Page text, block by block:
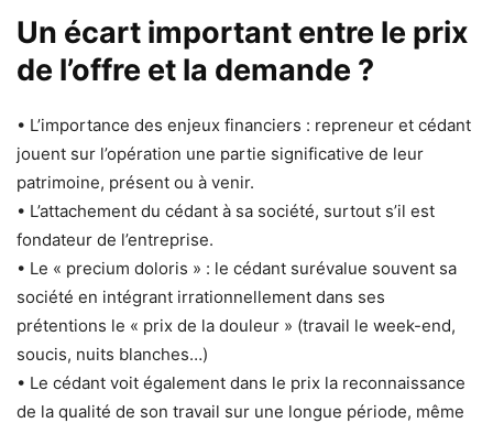
Un écart important entre le prix
de l’offre et la demande ?
• L’importance des enjeux financiers : repreneur et cédant
jouent sur l’opération une partie significative de leur
patrimoine, présent ou à venir.
• L’attachement du cédant à sa société, surtout s’il est
fondateur de l’entreprise.
• Le « precium doloris » : le cédant surévalue souvent sa
société en intégrant irrationnellement dans ses
prétentions le « prix de la douleur » (travail le week-end,
soucis, nuits blanches…)
• Le cédant voit également dans le prix la reconnaissance
de la qualité de son travail sur une longue période, même